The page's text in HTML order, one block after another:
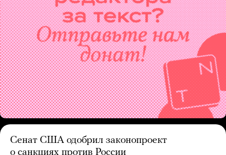
Сенат США одобрил законопроект
о санкциях против России